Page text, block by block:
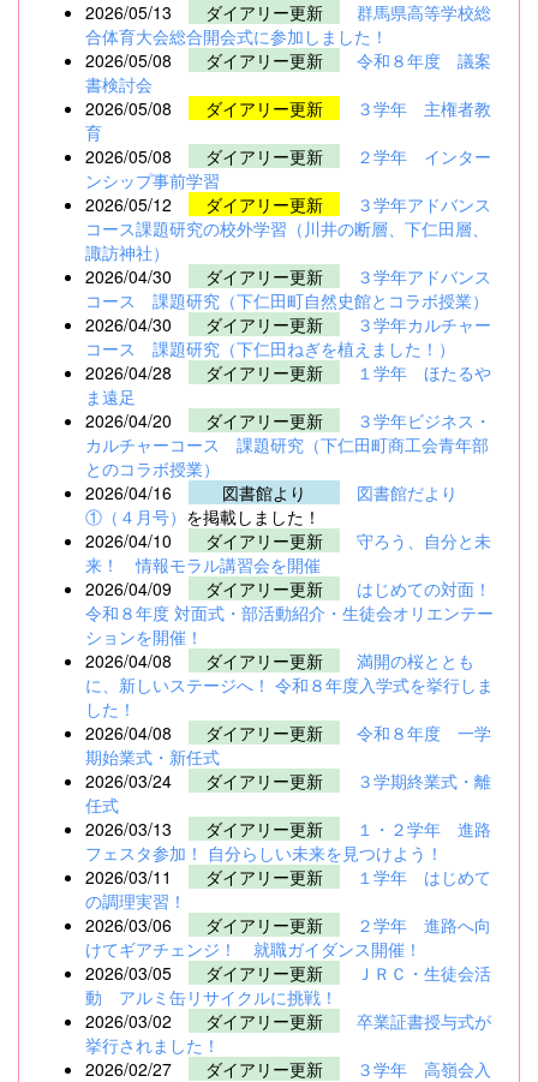
2026/05/13
ダイアリー更新
群馬県高等学校総
合体育大会総合開会式に参加しました！
2026/05/08
ダイアリー更新
令和８年度 議案
書検討会
2026/05/08
ダイアリー更新
３学年 主権者教
育
2026/05/08
ダイアリー更新
２学年 インター
ンシップ事前学習
2026/05/12
ダイアリー更新
３学年アドバンス
コース課題研究の校外学習（川井の断層、下仁田層、
諏訪神社）
2026/04/30
ダイアリー更新
３学年アドバンス
コース 課題研究（下仁田町自然史館とコラボ授業）
2026/04/30
ダイアリー更新
３学年カルチャー
コース 課題研究（下仁田ねぎを植えました！）
2026/04/28
ダイアリー更新
１学年 ほたるや
ま遠足
2026/04/20
ダイアリー更新
３学年ビジネス・
カルチャーコース 課題研究（下仁田町商工会青年部
とのコラボ授業）
2026/04/16
図書館より
図書館だより
①（４月号） を掲載しました！
2026/04/10
ダイアリー更新
守ろう、自分と未
来！ 情報モラル講習会を開催
2026/04/09
ダイアリー更新
はじめての対面！
令和８年度 対面式・部活動紹介・生徒会オリエンテー
ションを開催！
2026/04/08
ダイアリー更新
満開の桜ととも
に、新しいステージへ！ 令和８年度入学式を挙行しま
した！
2026/04/08
ダイアリー更新
令和８年度 一学
期始業式・新任式
2026/03/24
ダイアリー更新
３学期終業式・離
任式
2026/03/13
ダイアリー更新
１・２学年 進路
フェスタ参加！ 自分らしい未来を見つけよう！
2026/03/11
ダイアリー更新
１学年 はじめて
の調理実習！
2026/03/06
ダイアリー更新
２学年 進路へ向
けてギアチェンジ！ 就職ガイダンス開催！
2026/03/05
ダイアリー更新
ＪＲＣ・生徒会活
動 アルミ缶リサイクルに挑戦！
2026/03/02
ダイアリー更新
卒業証書授与式が
挙行されました！
2026/02/27
ダイアリー更新
３学年 高嶺会入